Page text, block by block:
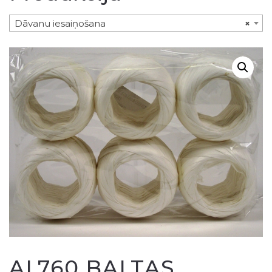
×
Dāvanu iesaiņošana